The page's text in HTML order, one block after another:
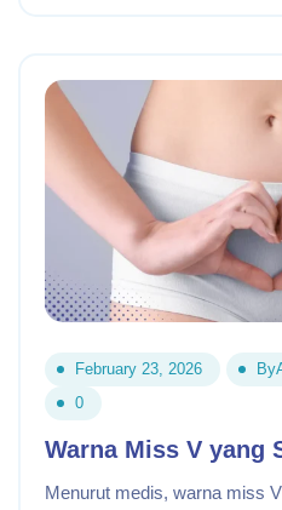
February 23, 2026 By
0
Warna Miss V yang
Menurut medis, warna miss